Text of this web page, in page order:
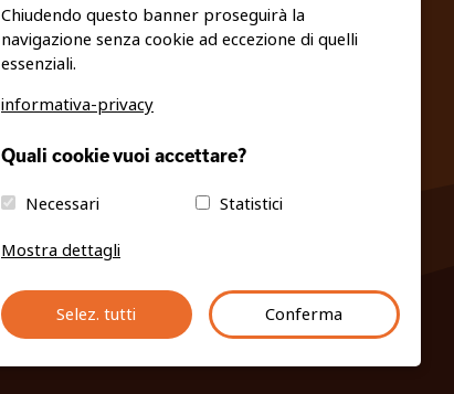
info@fiso.it |fiso@pec-mail.eu
Chiudendo questo banner proseguirà la
navigazione senza cookie ad eccezione di quelli
essenziali.
informativa-privacy
Quali cookie vuoi accettare?
Necessari
Statistici
Mostra dettagli
Selez. tutti Conferma